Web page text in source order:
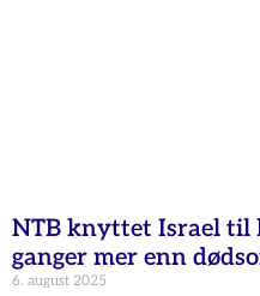
NTB knyttet Israel til
ganger mer enn
6. august 2025